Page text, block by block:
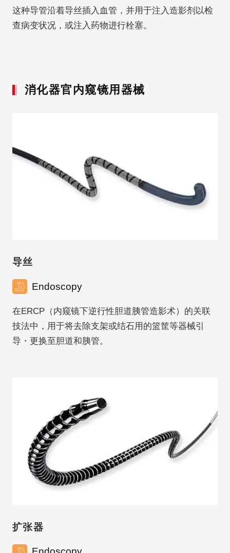
这种导管沿着导丝插入血管，并用于注入造影剂以检
查病变状况，或注入药物进行栓塞。
消化器官内窥镜用器械
导丝
Endoscopy
在ERCP（内窥镜下逆行性胆道胰管造影术）的关联
技法中，用于将去除支架或结石用的篮筐等器械引
导・更换至胆道和胰管。
扩张器